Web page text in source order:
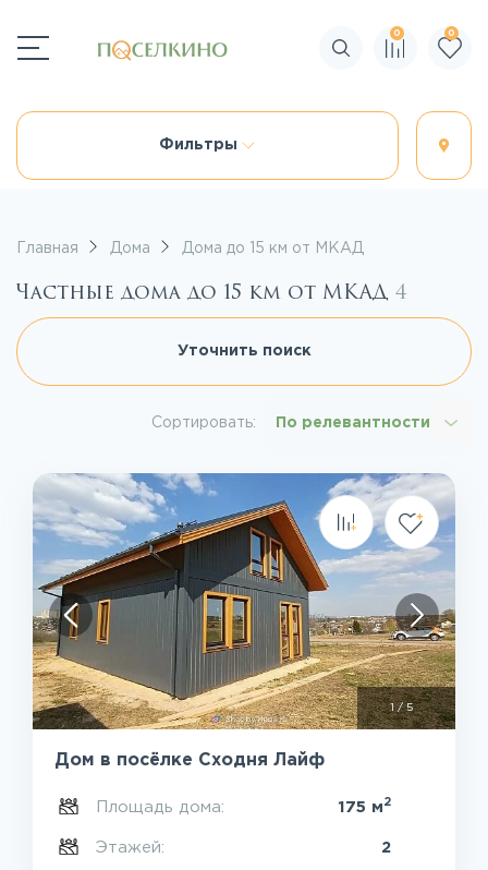
Поиск по сайту
0 0
Фильтры
Главная Дома Дома до 15 км от МКАД
Частные дома до 15 км от МКАД 4
Уточнить поиск
Сортировать: По релевантности
1/5
Дом в посёлке Сходня Лайф
Площадь дома: 175 м 2
Этажей: 2